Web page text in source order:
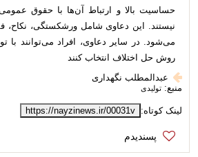
حساسیت بالا و ارتباط آن‌ها با حقوق
نیستند. این دعاوی شامل ورشکستگی،
می‌شود. در سایر دعاوی، افراد می‌توانند با
روش حل اختلاف انتخاب کنند
عبدالمطلب نگهداری
منبع: تولیدی
لینک کوتاه: https://nayzinews.ir/00031v